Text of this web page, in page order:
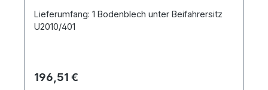
Lieferumfang: 1 Bodenblech unter Beifahrersitz
U2010/401
Regulärer Preis:
196,51 €